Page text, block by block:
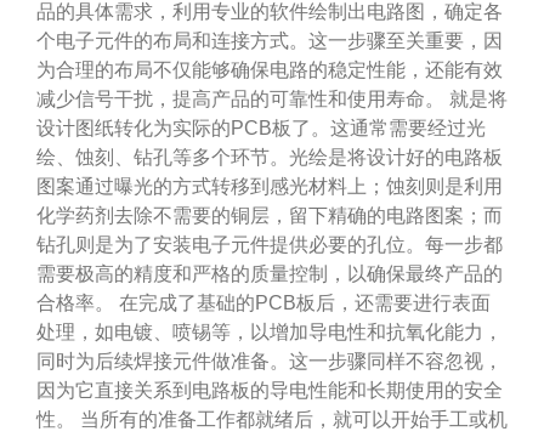
品的具体需求，利用专业的软件绘制出电路图，确定各
个电子元件的布局和连接方式。这一步骤至关重要，因
为合理的布局不仅能够确保电路的稳定性能，还能有效
减少信号干扰，提高产品的可靠性和使用寿命。 就是将
设计图纸转化为实际的PCB板了。这通常需要经过光
绘、蚀刻、钻孔等多个环节。光绘是将设计好的电路板
图案通过曝光的方式转移到感光材料上；蚀刻则是利用
化学药剂去除不需要的铜层，留下精确的电路图案；而
钻孔则是为了安装电子元件提供必要的孔位。每一步都
需要极高的精度和严格的质量控制，以确保最终产品的
合格率。 在完成了基础的PCB板后，还需要进行表面
处理，如电镀、喷锡等，以增加导电性和抗氧化能力，
同时为后续焊接元件做准备。这一步骤同样不容忽视，
因为它直接关系到电路板的导电性能和长期使用的安全
性。 当所有的准备工作都就绪后，就可以开始手工或机